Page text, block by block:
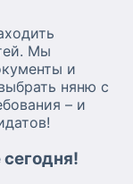
Мы
и
няню с
– и